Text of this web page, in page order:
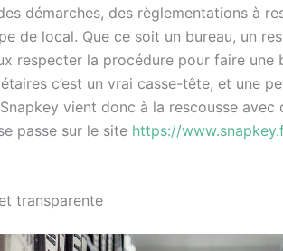
démarches, des règlementations à
de local. Que ce soit un bureau, un
respecter la procédure pour faire une
c’est un vrai casse-tête, et une
vient donc à la rescousse
passe sur le site https://
transparente